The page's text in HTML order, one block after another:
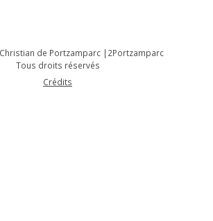
de Portzamparc |2Portzamparc
Tous droits réservés
Crédits